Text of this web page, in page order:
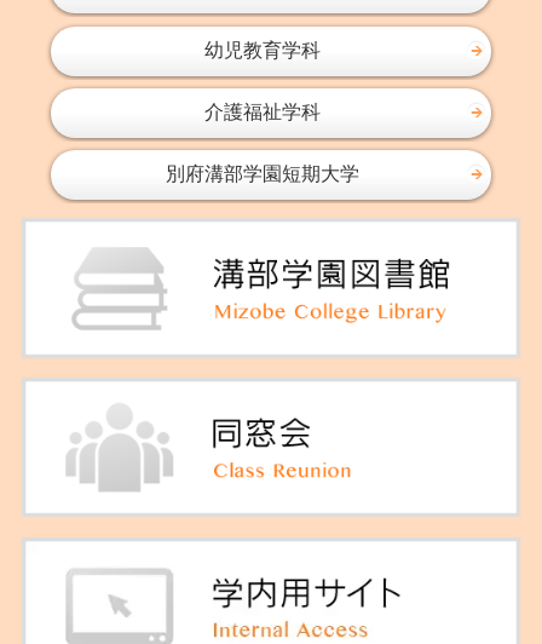
幼児教育学科
介護福祉学科
別府溝部学園短期大学